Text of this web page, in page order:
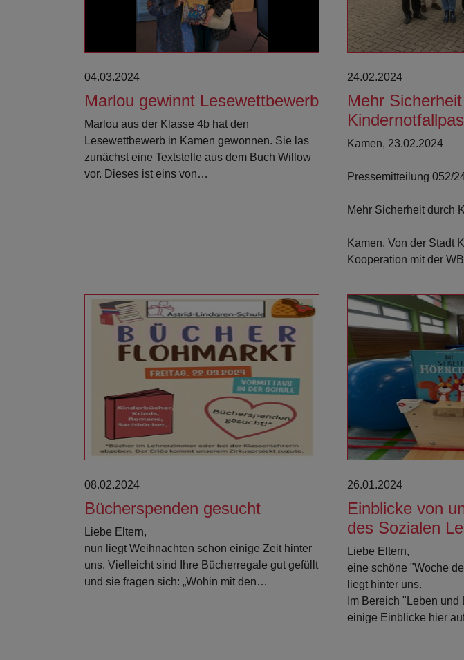
04.03.2024
Marlou gewinnt Lesewettbewerb
Marlou aus der Klasse 4b hat den
Lesewettbewerb in Kamen gewonnen. Sie las
zunächst eine Textstelle aus dem Buch Willow
vor. Dieses ist eins von…
24.02.2024
Mehr
Kamen, 23.02.2024
Pressemitteilung 052/
Mehr Sicherheit durch
Kamen. Von der Stadt
Kooperation mit der
08.02.2024
Bücherspenden gesucht
Liebe Eltern,
nun liegt Weihnachten schon einige Zeit hinter
uns. Vielleicht sind Ihre Bücherregale gut gefüllt
und sie fragen sich: „Wohin mit den…
Weiterlesen
26.01.2024
Einblicke von
des Sozialen
Liebe Eltern,
eine schöne "Woche
liegt hinter uns.
Im Bereich "Leben
einige Einblicke hier